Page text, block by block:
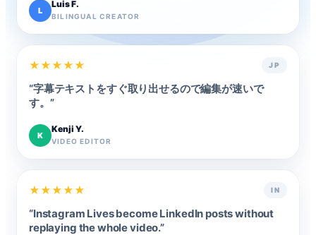
L
Luis F.
BILINGUAL CREATOR
★★★★★ JP
“字幕テキストをすぐ取り出せるので編集が速いで
す。 ”
K
Kenji Y.
VIDEO EDITOR
★★★★★ IN
“Instagram Lives become LinkedIn posts without
replaying the whole video.”